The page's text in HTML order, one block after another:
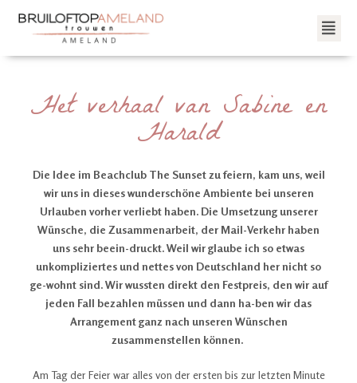
Het verhaal van Sabine en
Harald
Die Idee im Beachclub The Sunset zu feiern, kam uns, weil
wir uns in dieses wunderschöne Ambiente bei unseren
Urlauben vorher verliebt haben. Die Umsetzung unserer
Wünsche, die Zusammenarbeit, der Mail-Verkehr haben
uns sehr beein-druckt. Weil wir glaube ich so etwas
unkompliziertes und nettes von Deutschland her nicht so
ge-wohnt sind. Wir wussten direkt den Festpreis, den wir auf
jeden Fall bezahlen müssen und dann ha-ben wir das
Arrangement ganz nach unseren Wünschen
zusammenstellen können.
Am Tag der Feier war alles von der ersten bis zur letzten Minute